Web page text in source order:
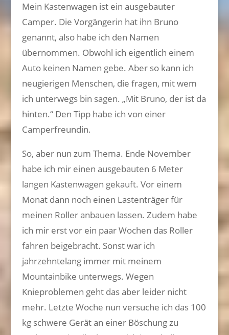
Mein Kastenwagen ist ein ausgebauter
Camper. Die Vorgängerin hat ihn Bruno
genannt, also habe ich den Namen
übernommen. Obwohl ich eigentlich einem
Auto keinen Namen gebe. Aber so kann ich
neugierigen Menschen, die fragen, mit wem
ich unterwegs bin sagen. „Mit Bruno, der ist da
hinten.“ Den Tipp habe ich von einer
Camperfreundin.
So, aber nun zum Thema. Ende November
habe ich mir einen ausgebauten 6 Meter
langen Kastenwagen gekauft. Vor einem
Monat dann noch einen Lastenträger für
meinen Roller anbauen lassen. Zudem habe
ich mir erst vor ein paar Wochen das Roller
fahren beigebracht. Sonst war ich
jahrzehntelang immer mit meinem
Mountainbike unterwegs. Wegen
Knieproblemen geht das aber leider nicht
mehr. Letzte Woche nun versuche ich das 100
kg schwere Gerät an einer Böschung zu